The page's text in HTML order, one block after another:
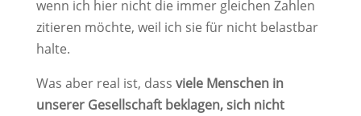
wenn ich hier nicht die immer gleichen Zahlen
zitieren möchte, weil ich sie für nicht belastbar
halte.
Was aber real ist, dass viele Menschen in
unserer Gesellschaft beklagen, sich nicht